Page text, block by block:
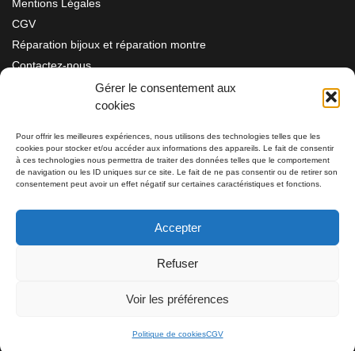
Gérer le consentement aux
cookies
Pour offrir les meilleures expériences, nous utilisons des technologies telles que les
cookies pour stocker et/ou accéder aux informations des appareils. Le fait de consentir
à ces technologies nous permettra de traiter des données telles que le comportement
de navigation ou les ID uniques sur ce site. Le fait de ne pas consentir ou de retirer son
consentement peut avoir un effet négatif sur certaines caractéristiques et fonctions.
Accepter
Refuser
Voir les préférences
Politique de cookiesCGV
Mentions Légales
CGV
Réparation bijoux et réparation montre
Contactez-nous
Information
Bijouterie SIAUD11 rue Masséna 06000 NICE
Tél: 04 93 82 29 34 / 09 78 81 68 81